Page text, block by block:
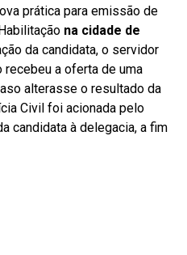
prática para emissão de
na cidade de
da candidata, o servidor
a oferta de uma
alterasse o resultado da
Civil foi acionada pelo
candidata à delegacia, a fim